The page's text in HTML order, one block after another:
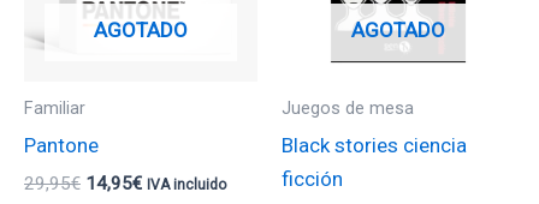
AGOTADO
Familiar
Pantone
29,95€ 14,95€ IVA incluido
AGOTADO
Juegos de mesa
Black stories ciencia
ficción